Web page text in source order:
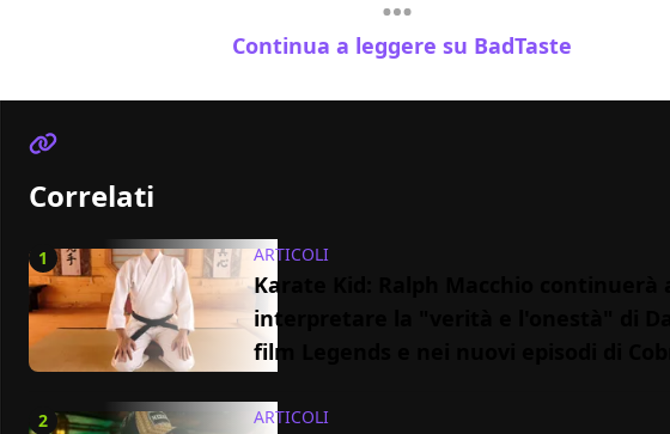
Continua a leggere su BadTaste
Correlati
1 ARTICOLI
Karate Kid: Ralph Macchio continuerà
interpretare la "verità e l'onestà" di
film Legends e nei nuovi episodi di
2 ARTICOLI